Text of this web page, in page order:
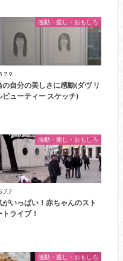
感動・癒し・おもしろ
の自分の美しさに感動(ダヴ リ
ビューティー スケッチ)
感動・癒し・おもしろ
がいっぱい！赤ちゃんのスト
トライブ！
感動・癒し・おもしろ